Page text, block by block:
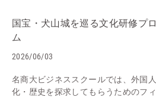
国宝・犬山城を巡る文化研修プ
ム
2026/06/03
名商大ビジネススクールでは、外国
化・歴史を探求してもらうためのフ